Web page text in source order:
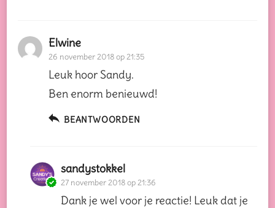
Elwine
26 november 2018 op 21:35
Leuk hoor Sandy.
Ben enorm benieuwd!
BEANTWOORDEN
sandystokkel
27 november 2018 op 21:36
Dank je wel voor je reactie! Leuk dat je